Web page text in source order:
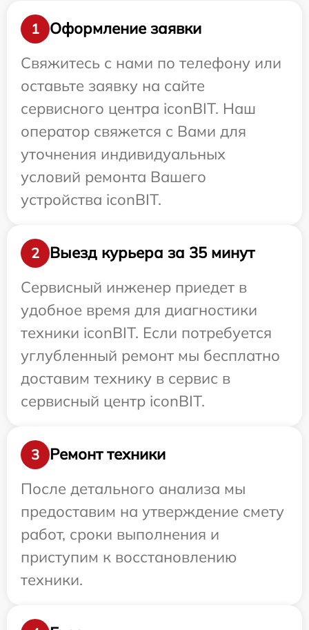
1
Оформление заявки
Свяжитесь с нами по телефону или
оставьте заявку на сайте
сервисного центра iconBIT. Наш
оператор свяжется с Вами для
уточнения индивидуальных
условий ремонта Вашего
устройства iconBIT.
2
Выезд курьера за 35 минут
Сервисный инженер приедет в
удобное время для диагностики
техники iconBIT. Если потребуется
углубленный ремонт мы бесплатно
доставим технику в сервис в
сервисный центр iconBIT.
3
Ремонт техники
После детального анализа мы
предоставим на утверждение смету
работ, сроки выполнения и
приступим к восстановлению
техники.